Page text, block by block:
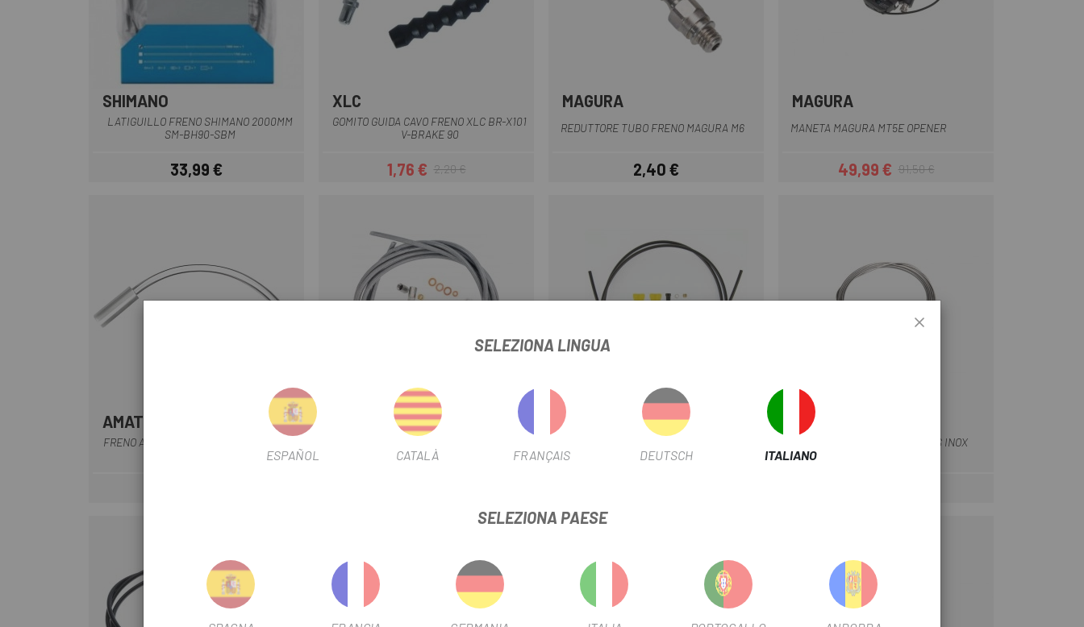
SHIMANO
LATIGUILLO FRENO SHIMANO 2000MM
SM-BH90-SBM
Prezzo
33,99 €
XLC
GOMITO GUIDA CAVO FRENO XLC BR-X101
V-BRAKE 90
Prezzo
1,76 €Prezzo base
2,20 €
MAGURA
REDUTTORE TUBO FRENO MAGURA M6
Prezzo
2,40 €
MAGURA
MANETA MAGURA MT5E OPENER
Prezzo
49,99 €Prezzo base
91,50 €
AMAT
FRENO A GOMITO ALHONGA V CON GUIDA
Grigio
GUARNIZIONI E O-RING
SHIMANO
NERO SM-BH59-JK
SHIMANO
CAVO FRENO SHIMANO SUS INOX
SELEZIONA LINGUA
ESPAÑOL CATALÀ FRANÇAIS DEUTSCH ITALIANO
SELEZIONA PAESE